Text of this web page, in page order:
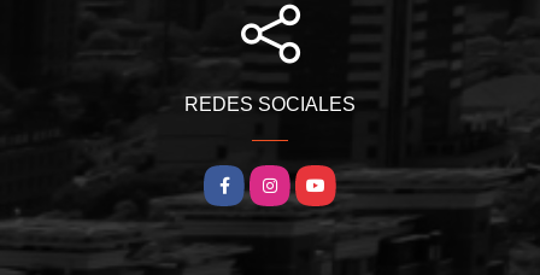
REDES SOCIALES
FacebookInstagramYouTube